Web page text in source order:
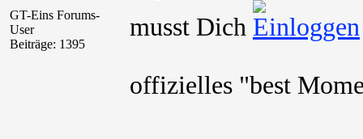
GT-Eins Forums-
User
Beiträge: 1395
musst Dich
offizielles "best